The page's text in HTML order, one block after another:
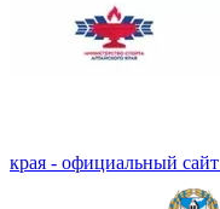
края - официальный сайт